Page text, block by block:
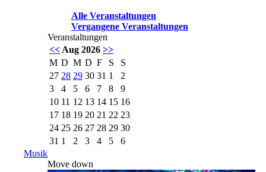
Alle Veranstaltungen
Vergangene Veranstaltungen
Veranstaltungen
<< Aug 2026 >>
M D M D F S
S
27 28 29 30 31 1
2
3
4 5 6 7 8
9
10 11 12 13 14 15 16
17 18 19 20 21 22 23
24 25 26 27 28 29 30
31 1 2 3 4 5
6
Musik
Move down